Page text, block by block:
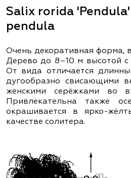
Salix rorida
pendula
Очень декоративная форма,
Дерево до 8–10 м высотой с
От вида отличается
дугообразно свисающими
женскими серёжками во
Привлекательна также
окрашивается в ярко-
качестве солитера.